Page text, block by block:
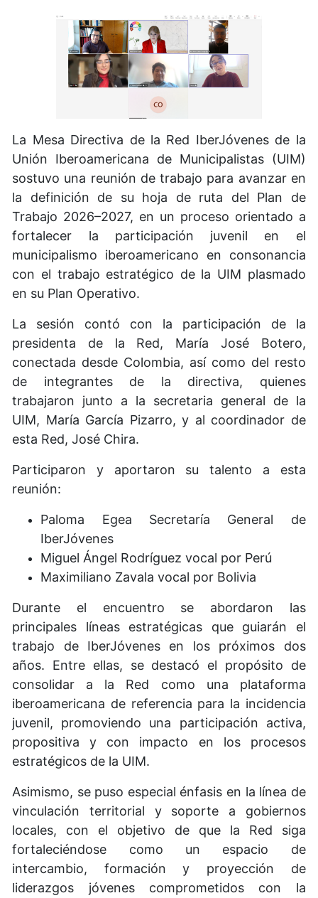
La Mesa Directiva de la Red IberJóvenes de la
Unión Iberoamericana de Municipalistas (UIM)
sostuvo una reunión de trabajo para avanzar en
la definición de su hoja de ruta del Plan de
Trabajo 2026–2027, en un proceso orientado a
fortalecer la participación juvenil en el
municipalismo iberoamericano en consonancia
con el trabajo estratégico de la UIM plasmado
en su Plan Operativo.
La sesión contó con la participación de la
presidenta de la Red, María José Botero,
conectada desde Colombia, así como del resto
de integrantes de la directiva, quienes
trabajaron junto a la secretaria general de la
UIM, María García Pizarro, y al coordinador de
esta Red, José Chira.
Participaron y aportaron su talento a esta
reunión:
Paloma Egea Secretaría General de
IberJóvenes
Miguel Ángel Rodríguez vocal por Perú
Maximiliano Zavala vocal por Bolivia
Durante el encuentro se abordaron las
principales líneas estratégicas que guiarán el
trabajo de IberJóvenes en los próximos dos
años. Entre ellas, se destacó el propósito de
consolidar a la Red como una plataforma
iberoamericana de referencia para la incidencia
juvenil, promoviendo una participación activa,
propositiva y con impacto en los procesos
estratégicos de la UIM.
Asimismo, se puso especial énfasis en la línea de
vinculación territorial y soporte a gobiernos
locales, con el objetivo de que la Red siga
fortaleciéndose como un espacio de
intercambio, formación y proyección de
liderazgos jóvenes comprometidos con la